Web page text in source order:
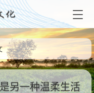
另一种温柔生活